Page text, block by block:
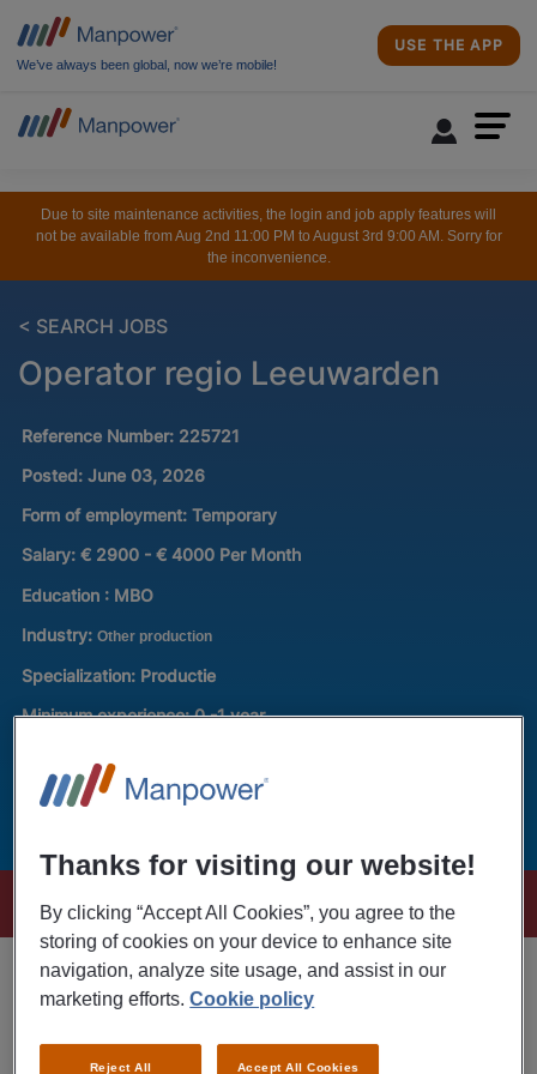
We’ve always been global, now we’re mobile!
USE THE APP
Due to site maintenance activities, the login and job apply features will
not be available from Aug 2nd 11:00 PM to August 3rd 9:00 AM. Sorry for
the inconvenience.
< SEARCH JOBS
Operator regio Leeuwarden
Reference Number: 225721
Posted: June 03, 2026
Form of employment: Temporary
Salary: € 2900 - € 4000 Per Month
Education : MBO
Industry: Other production
Specialization: Productie
Minimum experience:0 -1 year
Job description
wil je jouw carrière een flinke boost geven? In de regio
Thanks for visiting our website!
By clicking “Accept All Cookies”, you agree to the
storing of cookies on your device to enhance site
navigation, analyze site usage, and assist in our
marketing efforts.Cookie policy
Reject All Accept All Cookies